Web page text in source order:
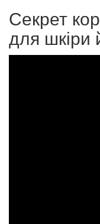
Секрет
для шкіри